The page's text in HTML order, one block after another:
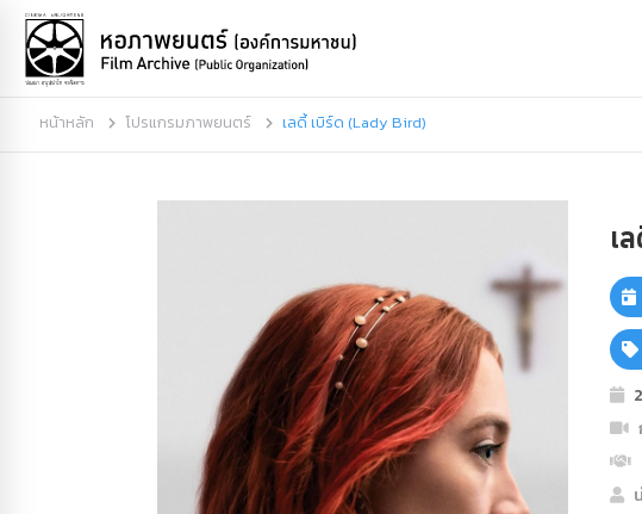
หน้าหลัก โปรแกรมภาพยนตร์ เลดี้ เบิร์ด (Lady Bird)
เ